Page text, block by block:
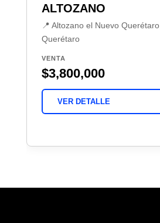
ALTOZANO
📍 Altozano el Nuevo Querétaro,
Querétaro
VENTA
$3,800,000
VER DETALLE